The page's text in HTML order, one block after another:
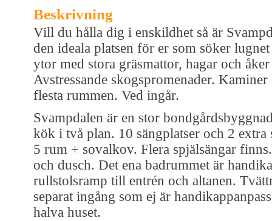
Beskrivning
Vill du hålla dig i enskildhet så är
den ideala platsen för er som söker
ytor med stora gräsmattor, hagar och
Avstressande skogspromenader.
flesta rummen. Ved ingår.
Svampdalen är en stor
kök i två plan. 10 sängplatser och 2 extra
5 rum + sovalkov. Flera spjälsängar
och dusch. Det ena badrummet är
rullstolsramp till entrén och altanen.
separat ingång som ej är
halva huset.